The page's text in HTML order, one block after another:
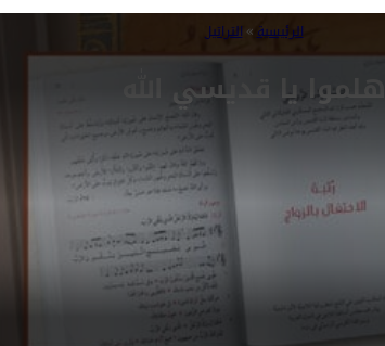
الرئيسية » التراتيل
هلموا يا قديسي الله